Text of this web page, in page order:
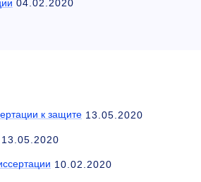
04.02.2020
к защите 13.05.2020
13.05.2020
10.02.2020